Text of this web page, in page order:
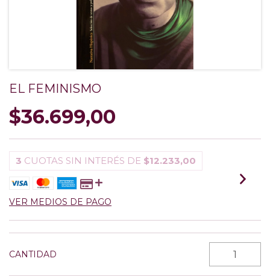
EL FEMINISMO
$36.699,00
3 CUOTAS SIN INTERÉS DE $12.233,00
VER MEDIOS DE PAGO
CANTIDAD